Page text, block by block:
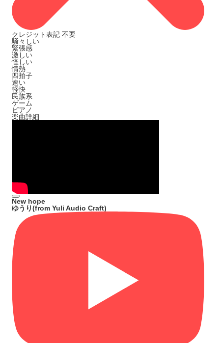
クレジット表記 不要
騒々しい
緊張感
激しい
怪しい
情熱
四拍子
速い
軽快
民族系
ゲーム
ピアノ
楽曲詳細
New hope
ゆうり(from Yuli Audio Craft)